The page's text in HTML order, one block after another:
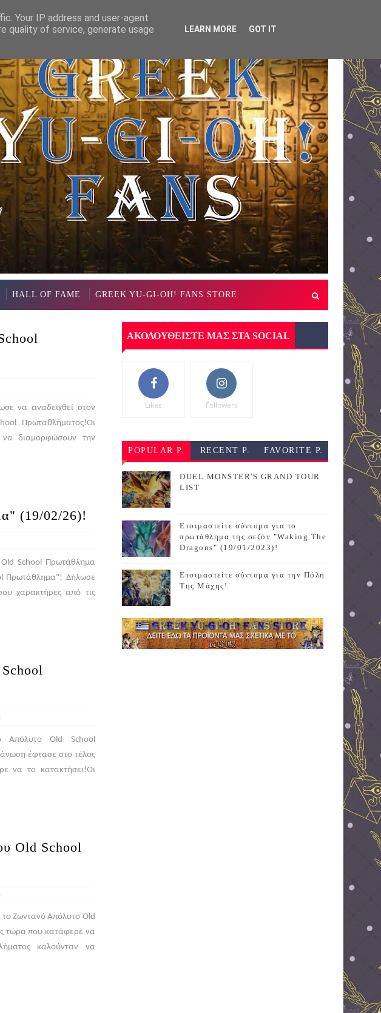
HALL OF FAME GREEK YU-GI-OH! FANS STORE
να αναδειχθεί στον
Πρωταθλήματος!Οι
να διαμορφώσουν την
(19/02/26)!
School Πρωτάθλημα
Πρωτάθλημα"! Δήλωσε
χαρακτήρες από τις
Απόλυτο Old School
έφτασε στο τέλος
να το κατακτήσει!Οι
Old School
το Ζωντανό Απόλυτο Old
τώρα που κατάφερε να
καλούνταν να
ΑΚΟΛΟΥΘΕΙΣΤΕ ΜΑΣ ΣΤΑ SOCIAL
Likes Followers
POPULAR P. RECENT P. FAVORITE P.
DUEL MONSTER'S GRAND TOUR
LIST
Ετοιμαστείτε σύντομα για το
πρωτάθλημα της σεζόν "Waking The
Dragons" (19/01/2023)!
Ετοιμαστείτε σύντομα για την Πόλη
Της Μάχης!
Your IP address and user-agent
quality of service, generate usage
LEARN MORE GOT IT